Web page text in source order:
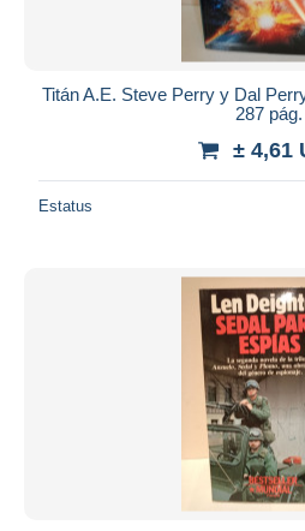
Titán A.E. Steve Perry y Dal
287 pág.
± 4,61
Estatus